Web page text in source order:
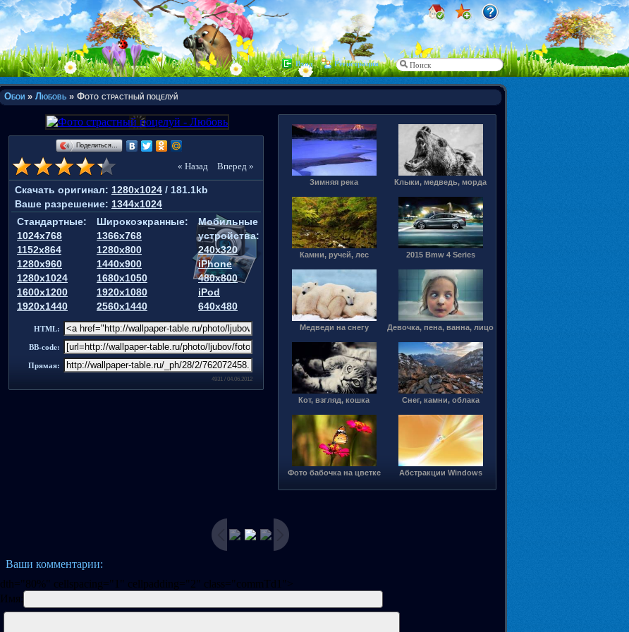
Вход Регистрация
Обои » Любовь » Фото страстный поцелуй
Поделиться…
« Назад Вперед »
Скачать оригинал: 1280x1024 / 181.1kb
Ваше разрешение: 1344x1024
Стандартные:
1024x768
1152x864
1280x960
1280x1024
1600x1200
1920x1440
Широкоэкранные:
1366x768
1280x800
1440x900
1680x1050
1920x1080
2560x1440
Мобильные
устройства:
240x320
iPhone
480x800
iPod
640x480
HTML:
BB-code:
Прямая:
4931 / 04.06.2012
Зимняя река Клыки, медведь, морда
Камни, ручей, лес 2015 Bmw 4 Series
Медведи на снегу Девочка, пена, ванна, лицо
Кот, взгляд, кошка Снег, камни, облака
Фото бабочка на цветке Абстракции Windows
Ваши комментарии:
dth="80%" cellspacing="1" cellpadding="2" class="commTd1">
Имя: